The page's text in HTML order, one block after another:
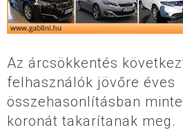
Az árcsökkentés
felhasználók jövőre éves
összehasonlításban
koronát takarítanak meg.